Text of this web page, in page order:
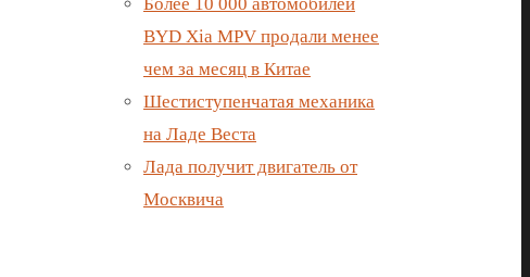
BYD Xia MPV продали менее
чем за месяц в Китае
Шестиступенчатая механика
на Ладе Веста
Лада получит двигатель от
Москвича